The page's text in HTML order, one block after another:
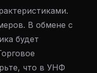
В обмене с
будет
что в УНФ